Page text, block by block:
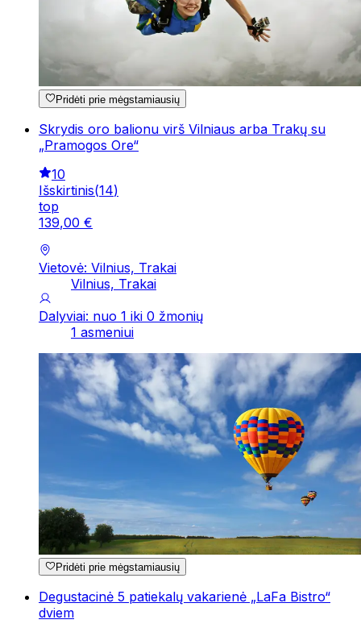
Pridėti prie mėgstamiausių
Skrydis oro balionu virš Vilniaus arba Trakų su
„Pramogos Ore“
10
Išskirtinis(14)
top
139,00 €
Vietovė: Vilnius, Trakai
Vilnius, Trakai
Dalyviai: nuo 1 iki 0 žmonių
1 asmeniui
Pridėti prie mėgstamiausių
Degustacinė 5 patiekalų vakarienė „LaFa Bistro“
dviem